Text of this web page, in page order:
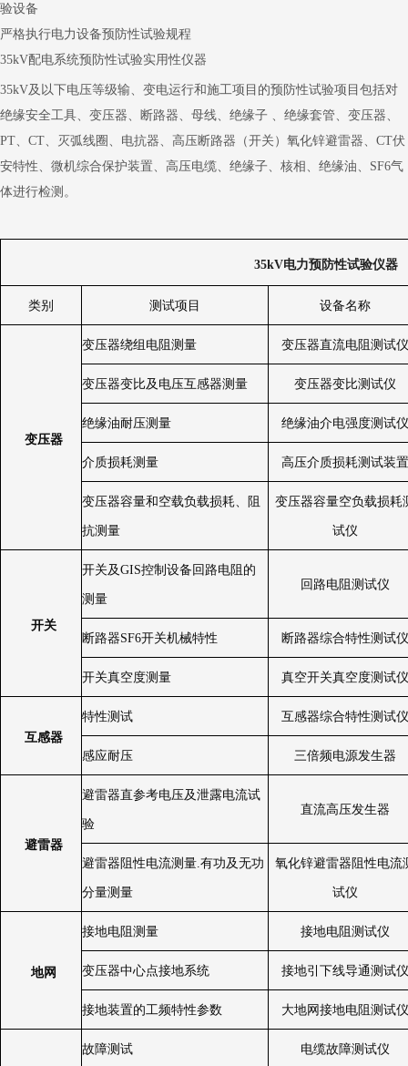
验设备
严格执行电力设备预防性试验规程
35kV配电系统预防性试验实用性仪器
35kV及以下电压等级输、变电运行和施工项 目的预防性试验项目包括对
绝缘安全工具、变压器、断路器、母线、绝缘子
、绝缘套管、变压器、
PT
CT 、灭弧线圈、电抗器、高压断路器（开关）氧化锌避雷器、 CT伏
安特性、微机综合保护装置、高压电缆、绝缘子、核相、绝缘油、 SF6气
体进行检测。
35kV电力预防性试验仪器
类别 测试项目 设备名称
变压器
变压器绕组电阻测量 变压器直流电阻测试仪
变压器变比及电压互感器测量 变压器变比测试仪
绝缘油耐压测量 绝缘油介电强度测试仪
介质损耗测量 高压介质损耗测试装置
变压器容量和空载负载损耗、阻
抗测量
变压器容量空负载损耗
试仪
开关
开关及GIS控制设备回路电阻的
测量
回路电阻测试仪
断路器SF6开关机械特性 断路器综合特性测试仪
开关真空度测量 真空开关真空度测试仪
互感器
特性测试 互感器综合特性测试仪
感应耐压 三倍频电源发生器
避雷器
避雷器直参考电压及泄露电流试
验
直流高压发生器
避雷器阻性电流测量 有功及无功
分量测量
氧化锌避雷器阻性电流
试仪
地网
接地电阻测量 接地电阻测试仪
变压器中心点接地系统 接地引下线导通测试仪
接地装置的工频特性参数 大地网接地电阻测试仪
故障测试 电缆故障测试仪